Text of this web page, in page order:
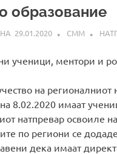
образование
29.01.2020 СММ
ученици, ментори и
на регионалниот
8.02.2020 имаат
натпревар освоиле
по региони се
дека имаат